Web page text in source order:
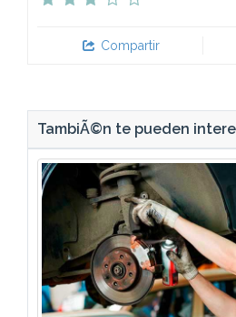
Compartir
TambiÃ©n te pueden